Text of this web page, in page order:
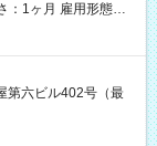
：1ヶ月 雇用形態、
第六ビル402号（最